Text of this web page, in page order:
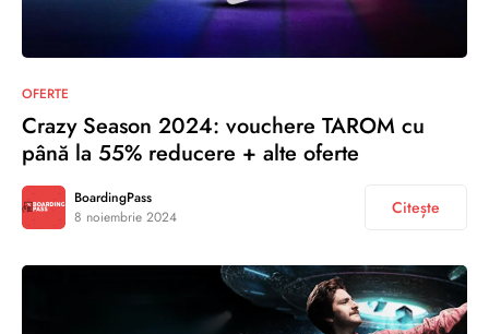
OFERTE
Crazy Season 2024: vouchere TAROM cu
până la 55% reducere + alte oferte
BoardingPass
8 noiembrie 2024
Citește